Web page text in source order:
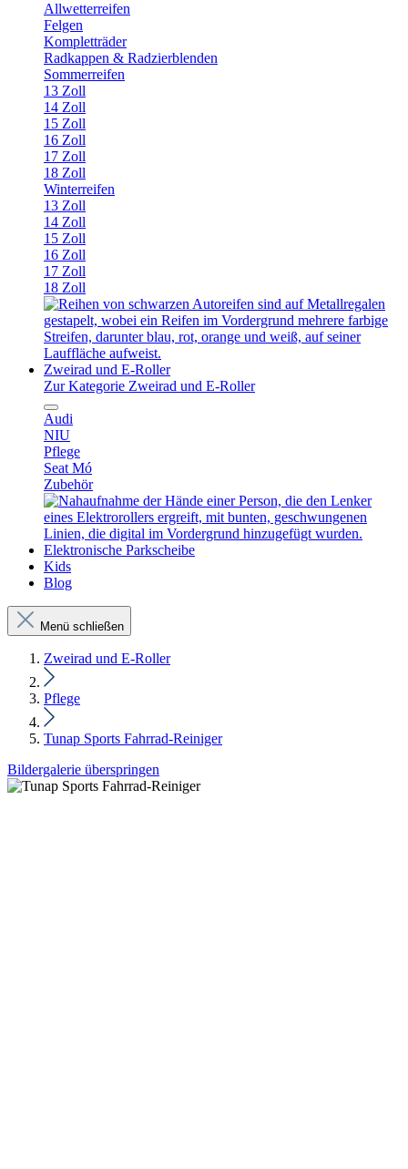
Allwetterreifen
Felgen
Kompletträder
Radkappen & Radzierblenden
Sommerreifen
13 Zoll
14 Zoll
15 Zoll
16 Zoll
17 Zoll
18 Zoll
Winterreifen
13 Zoll
14 Zoll
15 Zoll
16 Zoll
17 Zoll
18 Zoll
Zweirad und E-Roller
Zur Kategorie Zweirad und E-Roller
Audi
NIU
Pflege
Seat Mó
Zubehör
Elektronische Parkscheibe
Kids
Blog
Menü schließen
Zweirad und E-Roller
Pflege
Tunap Sports Fahrrad-Reiniger
Bildergalerie überspringen